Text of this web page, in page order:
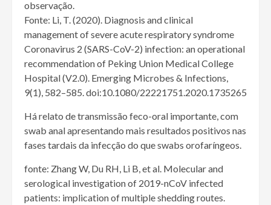
observação.
Fonte: Li, T. (2020). Diagnosis and clinical
management of severe acute respiratory syndrome
Coronavirus 2 (SARS-CoV-2) infection: an operational
recommendation of Peking Union Medical College
Hospital (V2.0). Emerging Microbes & Infections,
9(1), 582–585. doi:10.1080/22221751.2020.1735265
Há relato de transmissão feco-oral importante, com
swab anal apresentando mais resultados positivos nas
fases tardais da infecção do que swabs orofaríngeos.
fonte: Zhang W, Du RH, Li B, et al. Molecular and
serological investigation of 2019-nCoV infected
patients: implication of multiple shedding routes.